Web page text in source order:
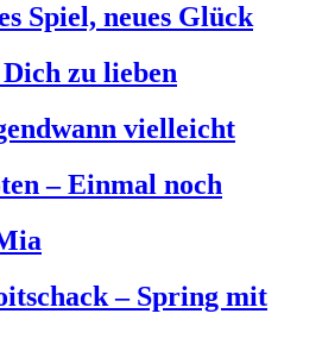
Spiel, neues Glück
zu lieben
vielleicht
– Einmal noch
– Spring mit